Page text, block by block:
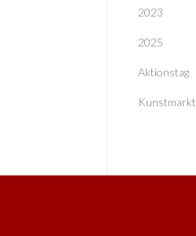
2023
2025
Aktionstag
Kunstmarkt